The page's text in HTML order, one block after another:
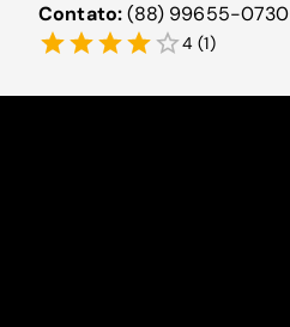
Contato:(88) 99655-0730
4 (1)